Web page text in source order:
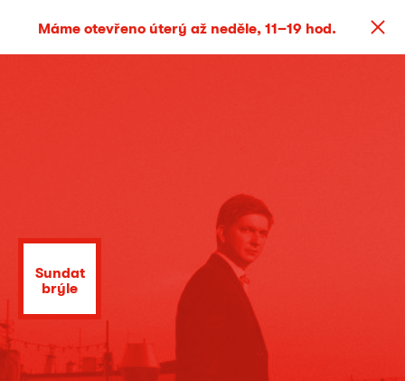
Máme otevřeno úterý až neděle, 11–19 hod.
Sundat
brýle